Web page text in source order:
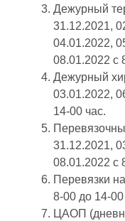
Дежурный
31.12.2021,
04.01.2022,
08.01.2022 с
Дежурный
03.01.2022,
14-00 час.
31.12.2021,
08.01.2022 с
Перевязки
8-00 до 14-00
ЦАОП